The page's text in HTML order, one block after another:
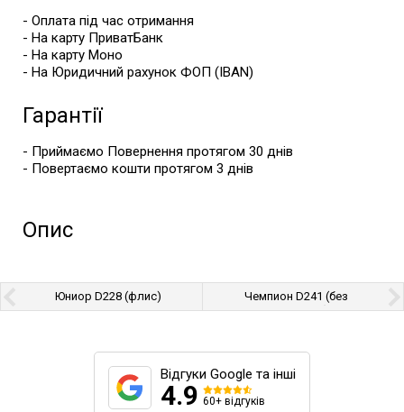
- Оплата під час отримання
- На карту ПриватБанк
- На карту Моно
- На Юридичний рахунок ФОП (IBAN)
Гарантії
- Приймаємо Повернення протягом 30 днів
- Повертаємо кошти протягом 3 днів
Опис
Чемпион D241 (без
подкладки)
Юниор D228 (флис)
Відгуки Google та інші
4.9 60+ відгуків